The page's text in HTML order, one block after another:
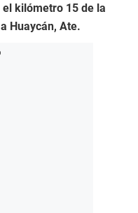
kilómetro 15 de la
Huaycán, Ate.